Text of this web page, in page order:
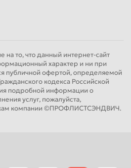
то, что данный интернет-сайт
характер и ни при
публичной офертой, определяемой
кодекса Российской
подробной информации о
услуг, пожалуйста,
компании ©ПРОФЛИСТСЭНДВИЧ.